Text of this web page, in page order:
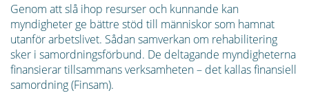
Genom att slå ihop resurser och kunnande kan
myndigheter ge bättre stöd till människor som hamnat
utanför arbetslivet. Sådan samverkan om rehabilitering
sker i samordningsförbund. De deltagande myndigheterna
finansierar tillsammans verksamheten – det kallas finansiell
samordning (Finsam).